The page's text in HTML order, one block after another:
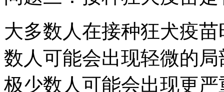
大多数人在接种狂犬疫
数人可能会出现轻微的
极少数人可能会出现更